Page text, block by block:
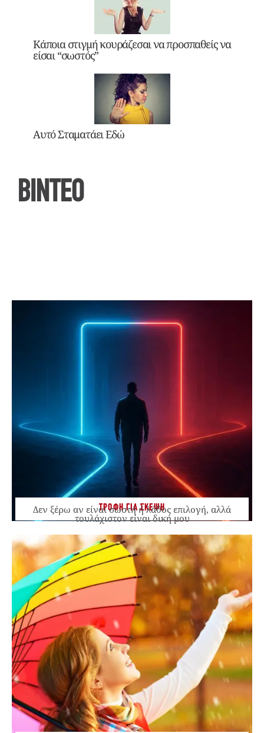
Κάποια στιγμή κουράζεσαι να προσπαθείς να
είσαι “σωστός”
Αυτό Σταματάει Εδώ
ΒΙΝΤΕΟ
ΤΡΟΦΗ ΓΙΑ ΣΚΕΨΗ
Δεν ξέρω αν είναι σωστή ή λάθος επιλογή, αλλά
τουλάχιστον είναι δική μου